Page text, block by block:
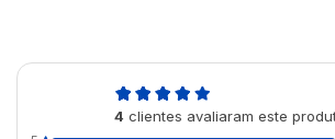
4 clientes avaliaram este